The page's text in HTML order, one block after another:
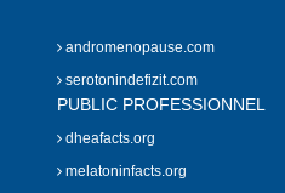
andromenopause.com
serotonindefizit.com
PUBLIC PROFESSIONNEL
dheafacts.org
melatoninfacts.org